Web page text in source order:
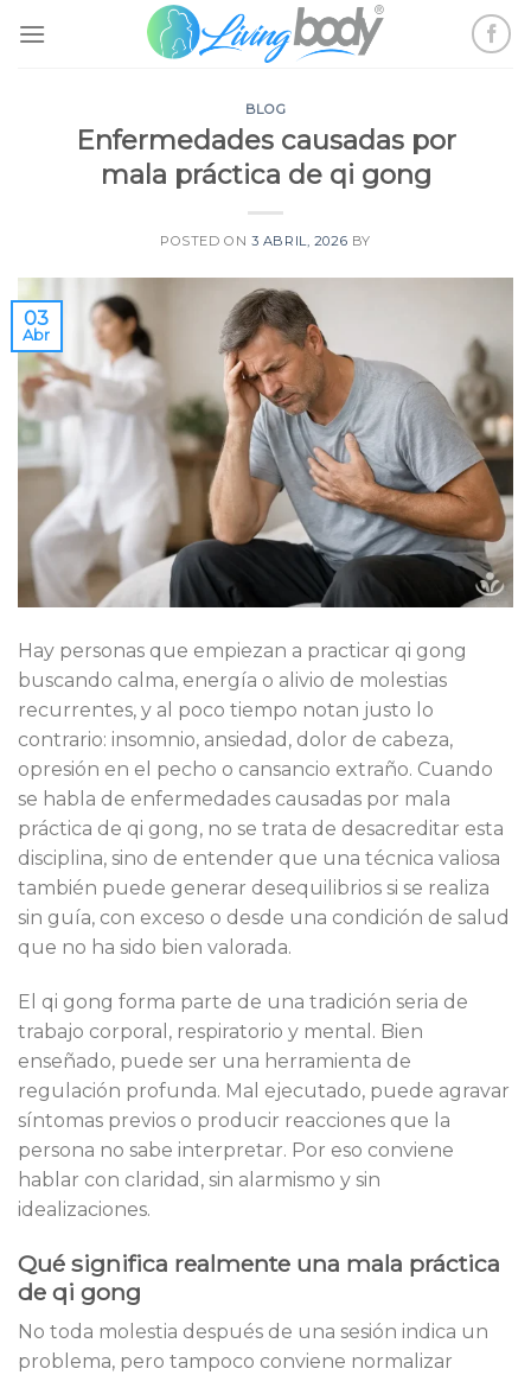
BLOG
Enfermedades causadas por
mala práctica de qi gong
POSTED ON 3 ABRIL, 2026 BY
03
Abr
Hay personas que empiezan a practicar qi gong
buscando calma, energía o alivio de molestias
recurrentes, y al poco tiempo notan justo lo
contrario: insomnio, ansiedad, dolor de cabeza,
opresión en el pecho o cansancio extraño. Cuando
se habla de enfermedades causadas por mala
práctica de qi gong, no se trata de desacreditar esta
disciplina, sino de entender que una técnica valiosa
también puede generar desequilibrios si se realiza
sin guía, con exceso o desde una condición de salud
que no ha sido bien valorada.
El qi gong forma parte de una tradición seria de
trabajo corporal, respiratorio y mental. Bien
enseñado, puede ser una herramienta de
regulación profunda. Mal ejecutado, puede agravar
síntomas previos o producir reacciones que la
persona no sabe interpretar. Por eso conviene
hablar con claridad, sin alarmismo y sin
idealizaciones.
Qué significa realmente una mala práctica
de qi gong
No toda molestia después de una sesión indica un
problema, pero tampoco conviene normalizar